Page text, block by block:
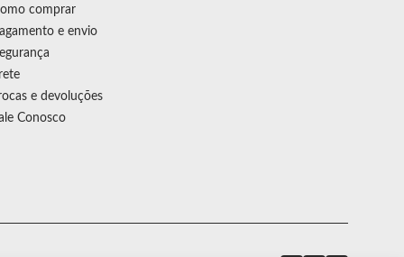
comprar
e envio
e devoluções
Conosco